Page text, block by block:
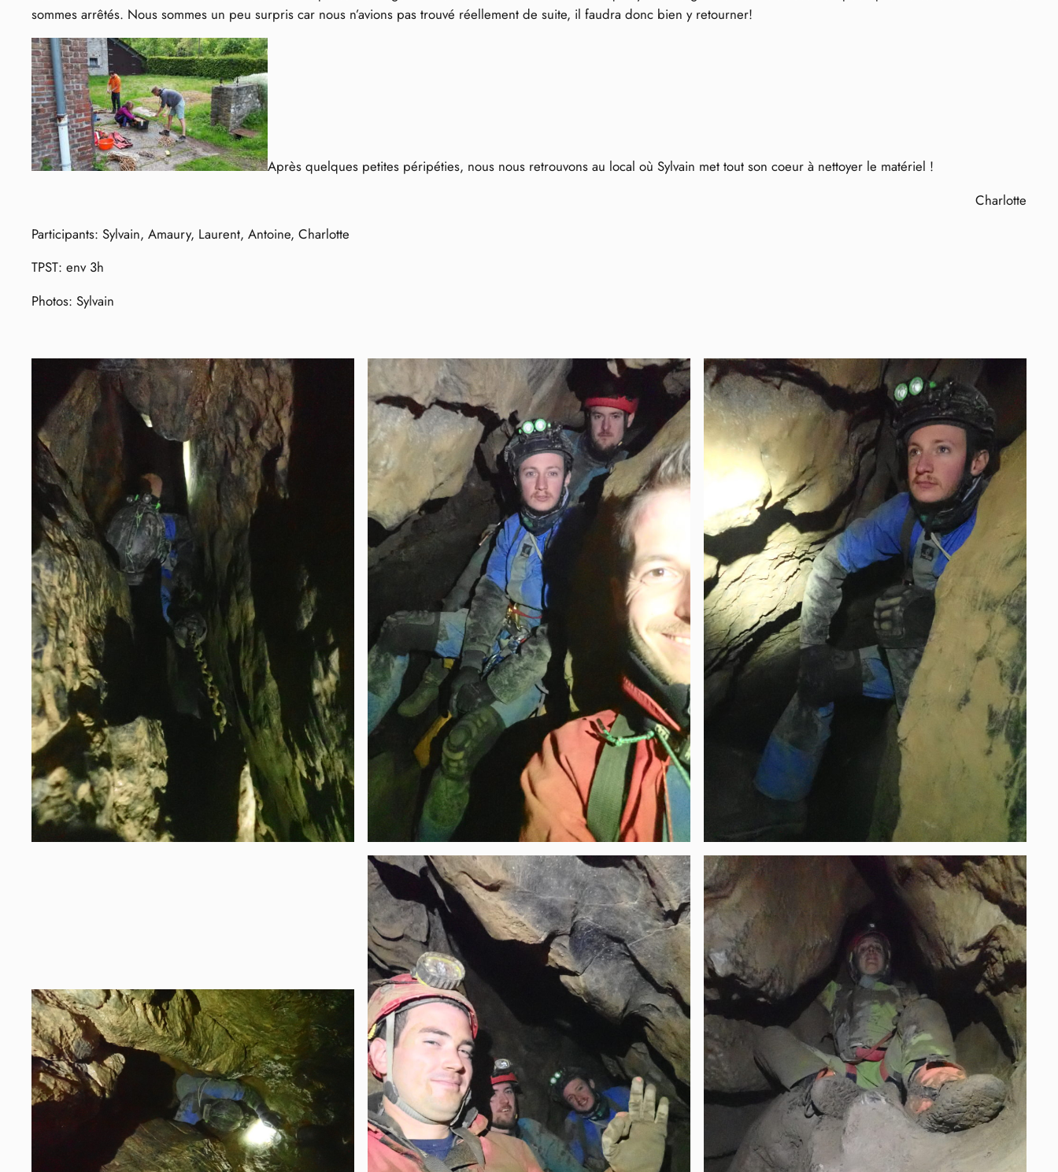
sommes arrêtés. Nous sommes un peu surpris car nous n’avions pas trouvé réellement de suite, il faudra donc bien y retourner!
Après quelques petites péripéties, nous nous retrouvons au local où Sylvain met tout son coeur à nettoyer le matériel !
Charlotte
Participants: Sylvain, Amaury, Laurent, Antoine, Charlotte
TPST: env 3h
Photos: Sylvain